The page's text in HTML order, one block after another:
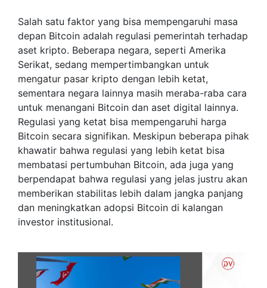
Salah satu faktor yang bisa mempengaruhi masa
depan Bitcoin adalah regulasi pemerintah terhadap
aset kripto. Beberapa negara, seperti Amerika
Serikat, sedang mempertimbangkan untuk
mengatur pasar kripto dengan lebih ketat,
sementara negara lainnya masih meraba-raba cara
untuk menangani Bitcoin dan aset digital lainnya.
Regulasi yang ketat bisa mempengaruhi harga
Bitcoin secara signifikan. Meskipun beberapa pihak
khawatir bahwa regulasi yang lebih ketat bisa
membatasi pertumbuhan Bitcoin, ada juga yang
berpendapat bahwa regulasi yang jelas justru akan
memberikan stabilitas lebih dalam jangka panjang
dan meningkatkan adopsi Bitcoin di kalangan
investor institusional.